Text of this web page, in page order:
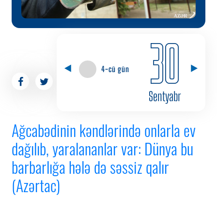
4-cü gün 30
Sentyabr
Ağcabədinin kəndlərində onlarla ev
dağılıb, yaralananlar var: Dünya bu
barbarlığa hələ də səssiz qalır
(Azərtac)